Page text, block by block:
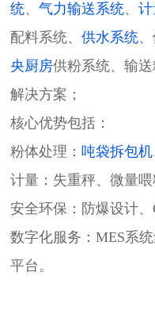
统、 气力输送系统、
配料系统、 供水系统、
央厨房供粉系统、输
解决方案；
核心优势包括：
粉体处理： 吨袋拆包机
计量：失重秤、微量
安全环保：防爆设计、
数字化服务​​：MES系
平台。